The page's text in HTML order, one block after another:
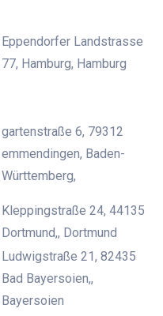
Eppendorfer Landstrasse
77, Hamburg, Hamburg
gartenstraße 6, 79312
emmendingen, Baden-
Württemberg,
Kleppingstraße 24, 44135
Dortmund,, Dortmund
Ludwigstraße 21, 82435
Bad Bayersoien,,
Bayersoien